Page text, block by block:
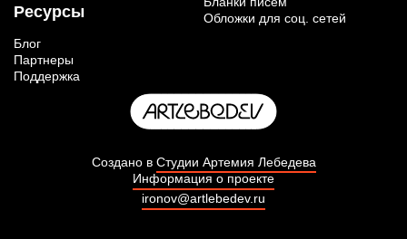
Ресурсы
Блог
Партнеры
Поддержка
Обложки для соц. сетей
Создано в Студии Артемия Лебедева
Информация о проекте
ironov@artlebedev.ru